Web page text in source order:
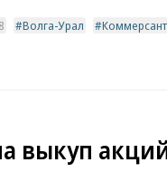
Волга-Урал
выкуп